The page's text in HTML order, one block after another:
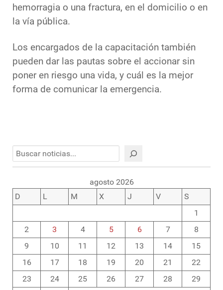
hemorragia o una fractura, en el domicilio o en
la vía pública.
Los encargados de la capacitación también
pueden dar las pautas sobre el accionar sin
poner en riesgo una vida, y cuál es la mejor
forma de comunicar la emergencia.
Buscar
agosto 2026
D
L M X J V
S
1
2
3 4 5 6 7
8
9
10 11 12 13 14
15
16
17 18 19 20 21
22
23
24 25 26 27 28
29